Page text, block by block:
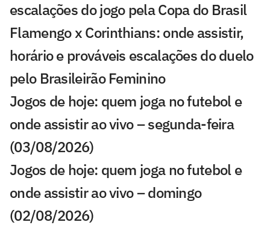
escalações do jogo pela Copa do Brasil
Flamengo x Corinthians: onde assistir,
horário e prováveis escalações do duelo
pelo Brasileirão Feminino
Jogos de hoje: quem joga no futebol e
onde assistir ao vivo – segunda-feira
(03/08/2026)
Jogos de hoje: quem joga no futebol e
onde assistir ao vivo – domingo
(02/08/2026)